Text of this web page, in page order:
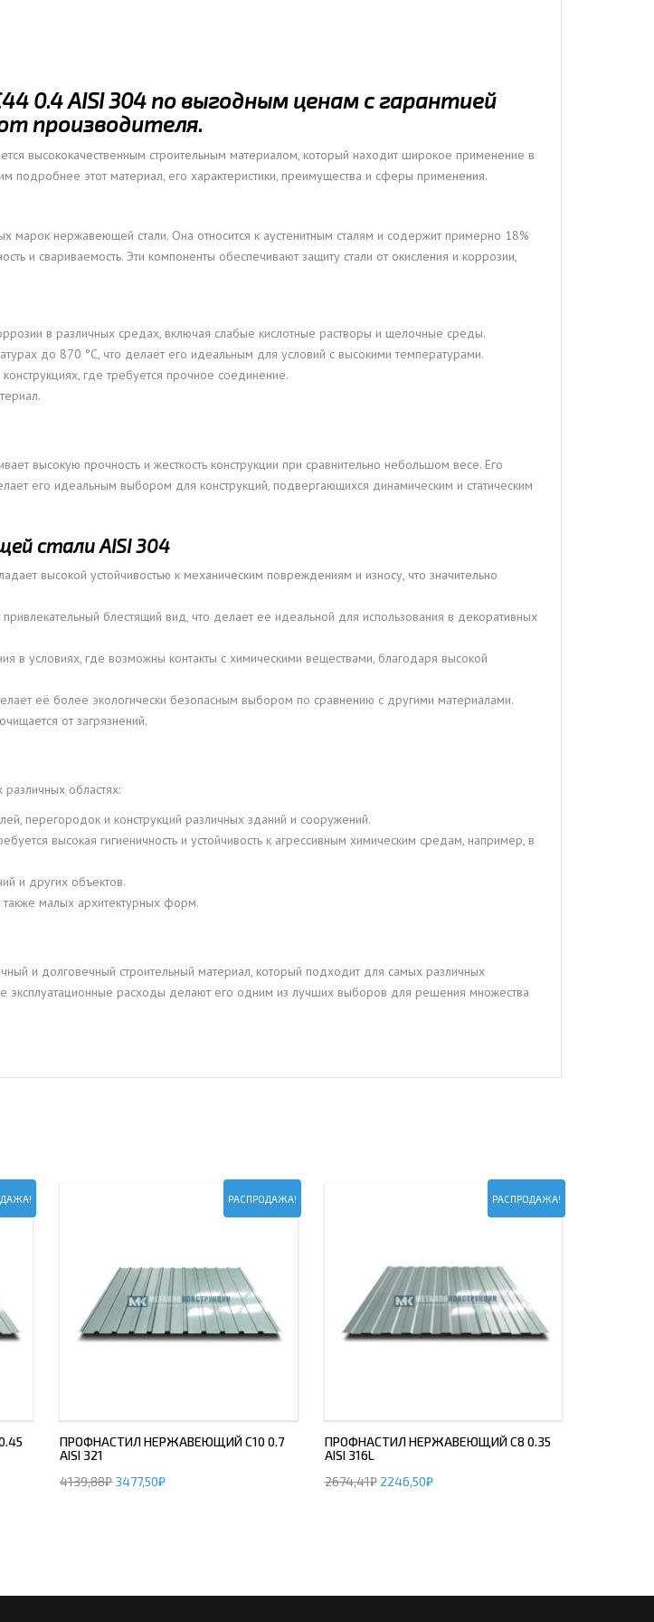
0.4 AISI 304 по выгодным ценам с гарантией
производителя.
высококачественным строительным материалом, который находит широкое применение в
подробнее этот материал, его характеристики, преимущества и сферы применения.
марок нержавеющей стали. Она относится к аустенитным сталям и содержит примерно 18%
и свариваемость. Эти компоненты обеспечивают защиту стали от окисления и коррозии,
в различных средах, включая слабые кислотные растворы и щелочные среды.
до 870 °C, что делает его идеальным для условий с высокими температурами.
где требуется прочное соединение.
высокую прочность и жесткость конструкции при сравнительно небольшом весе. Его
его идеальным выбором для конструкций, подвергающихся динамическим и статическим
стали AISI 304
высокой устойчивостью к механическим повреждениям и износу, что значительно
блестящий вид, что делает ее идеальной для использования в декоративных
в условиях, где возможны контакты с химическими веществами, благодаря высокой
её более экологически безопасным выбором по сравнению с другими материалами.
от загрязнений.
областях:
перегородок и конструкций различных зданий и сооружений.
высокая гигиеничность и устойчивость к агрессивным химическим средам, например, в
и других объектов.
малых архитектурных форм.
и долговечный строительный материал, который подходит для самых различных
эксплуатационные расходы делают его одним из лучших выборов для решения множества
РАСПРОДАЖА!
ПРОФНАСТИЛ НЕРЖАВЕЮЩИЙ С10 0.7
AISI 321
4139,88₽ 3477,50₽
РАСПРОДАЖА!
ПРОФНАСТИЛ НЕРЖАВЕЮЩИЙ С8 0.35
AISI 316L
2674,41₽ 2246,50₽